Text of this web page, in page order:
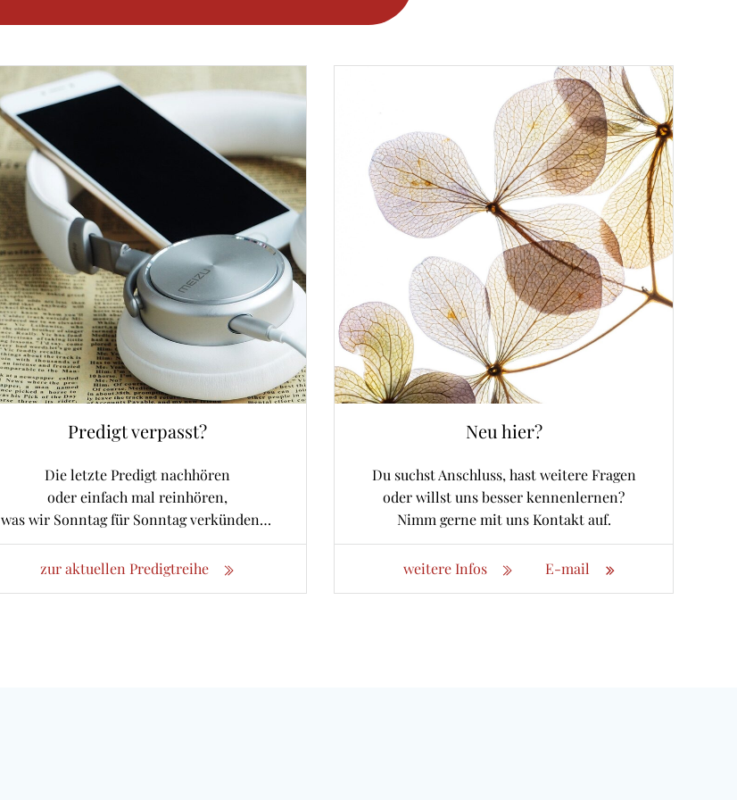
Predigt verpasst?
Die letzte Predigt nachhören
oder einfach mal reinhören,
was wir Sonntag für Sonntag verkünden…
zur aktuellen Predigtreihe
Neu hier?
Du suchst Anschluss, hast weitere Fragen
oder willst uns besser kennenlernen?
Nimm gerne mit uns Kontakt auf.
weitere Infos E-mail